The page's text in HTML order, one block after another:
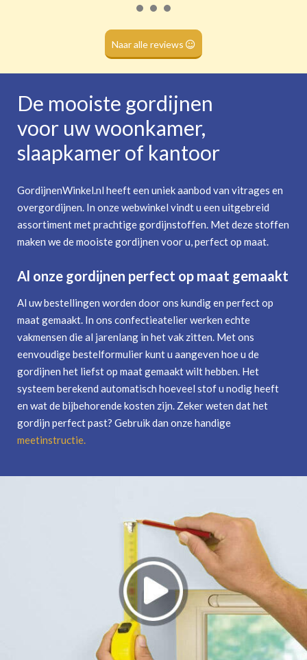
(dubbele tunnel)
Naar alle reviews
De mooiste gordijnen
voor uw woonkamer,
slaapkamer of kantoor
GordijnenWinkel.nl heeft een uniek aanbod van vitrages en
overgordijnen. In onze webwinkel vindt u een uitgebreid
assortiment met prachtige gordijnstoffen. Met deze stoffen
maken we de mooiste gordijnen voor u, perfect op maat.
Al onze gordijnen perfect op maat gemaakt
Al uw bestellingen worden door ons kundig en perfect op
maat gemaakt. In ons confectieatelier werken echte
vakmensen die al jarenlang in het vak zitten. Met ons
eenvoudige bestelformulier kunt u aangeven hoe u de
gordijnen het liefst op maat gemaakt wilt hebben. Het
systeem berekend automatisch hoeveel stof u nodig heeft
en wat de bijbehorende kosten zijn. Zeker weten dat het
gordijn perfect past? Gebruik dan onze handige
meetinstructie.